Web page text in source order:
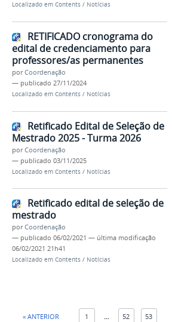
Localizado em Contents / Notícias
RETIFICADO cronograma do
edital de credenciamento para
professores/as permanentes
porCoordenação
— publicado 27/11/2024
Localizado em Contents / Notícias
Retificado Edital de Seleção de
Mestrado 2025 - Turma 2026
porCoordenação
— publicado 03/11/2025
Localizado em Contents / Notícias
Retificado edital de seleção de
mestrado
porCoordenação
— publicado 06/02/2021 — última modificação
06/02/2021 21h41
Localizado em Contents / Notícias
« ANTERIOR 1 ... 52 53